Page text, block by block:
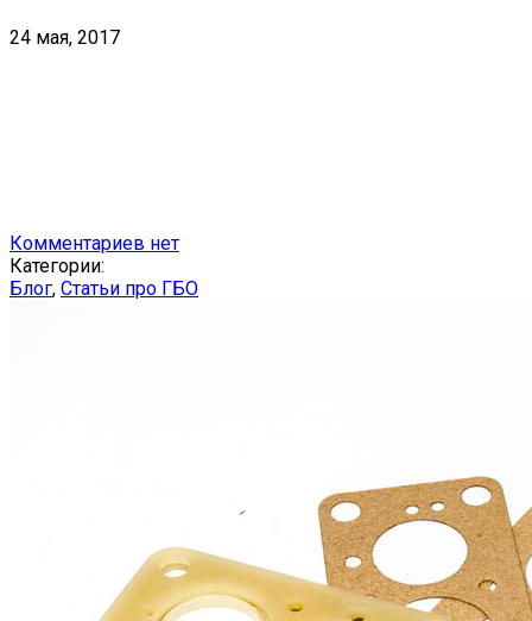
24 мая, 2017
Комментариев нет
Категории:
Блог, Статьи про ГБО